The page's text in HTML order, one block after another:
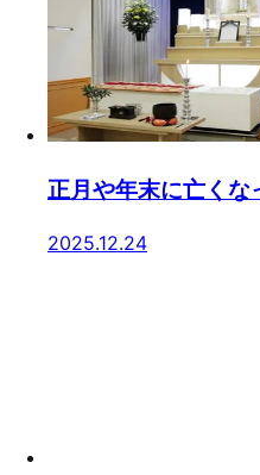
正月や年末に亡く
2025.12.24